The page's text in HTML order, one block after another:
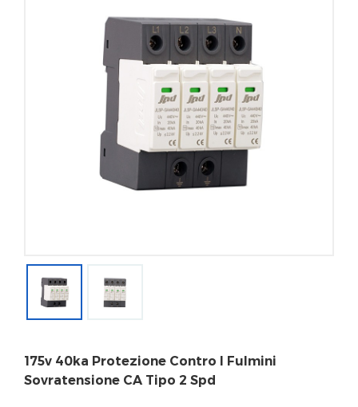
175v 40ka Protezione Contro I Fulmini
Sovratensione CA Tipo 2 Spd